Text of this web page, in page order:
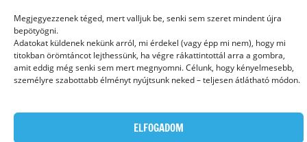
Megjegyezzenek téged, mert valljuk be, senki sem szeret mindent újra
bepötyögni.
Adatokat küldenek nekünk arról, mi érdekel (vagy épp mi nem), hogy mi
titokban örömtáncot lejthessünk, ha végre rákattintottál arra a gombra,
amit eddig még senki sem mert megnyomni. Célunk, hogy kényelmesebb,
személyre szabottabb élményt nyújtsunk neked – teljesen átlátható módon.
ELFOGADOM